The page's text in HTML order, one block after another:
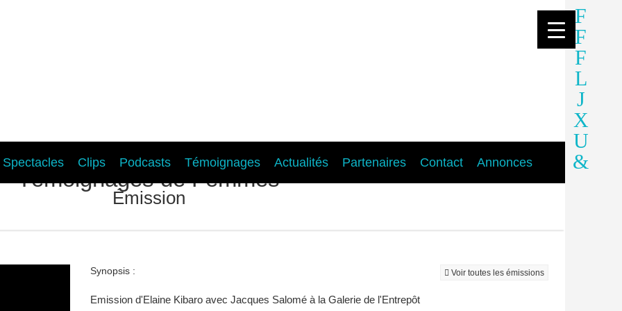
Spectacles Clips Podcasts Témoignages Actualités Partenaires Contact Annonces
Témoignages de Femmes
Émission
Voir toutes les émissions
Synopsis :
Emission d'Elaine Kibaro avec Jacques Salomé à la Galerie de l'Entrepôt